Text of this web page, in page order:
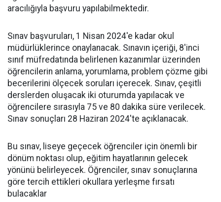
aracılığıyla başvuru yapılabilmektedir.
Sınav başvuruları, 1 Nisan 2024'e kadar okul
müdürlüklerince onaylanacak. Sınavın içeriği, 8'inci
sınıf müfredatında belirlenen kazanımlar üzerinden
öğrencilerin anlama, yorumlama, problem çözme gibi
becerilerini ölçecek soruları içerecek. Sınav, çeşitli
derslerden oluşacak iki oturumda yapılacak ve
öğrencilere sırasıyla 75 ve 80 dakika süre verilecek.
Sınav sonuçları 28 Haziran 2024'te açıklanacak.
Bu sınav, liseye geçecek öğrenciler için önemli bir
dönüm noktası olup, eğitim hayatlarının gelecek
yönünü belirleyecek. Öğrenciler, sınav sonuçlarına
göre tercih ettikleri okullara yerleşme fırsatı
bulacaklar